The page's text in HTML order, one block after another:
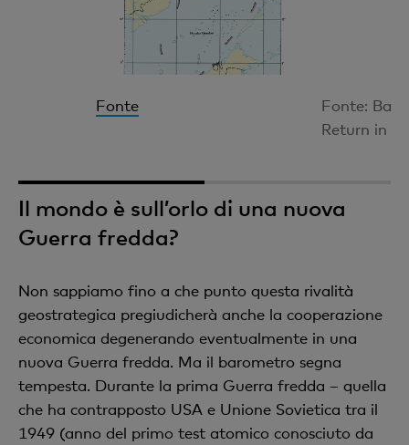
Fonte
Fonte:
Return in
1
Il mondo è sull’orlo di una nuova
Guerra fredda?
Non sappiamo fino a che punto questa rivalità
geostrategica pregiudicherà anche la cooperazione
economica degenerando eventualmente in una
nuova Guerra fredda. Ma il barometro segna
tempesta. Durante la prima Guerra fredda – quella
che ha contrapposto USA e Unione Sovietica tra il
1949 (anno del primo test atomico conosciuto da